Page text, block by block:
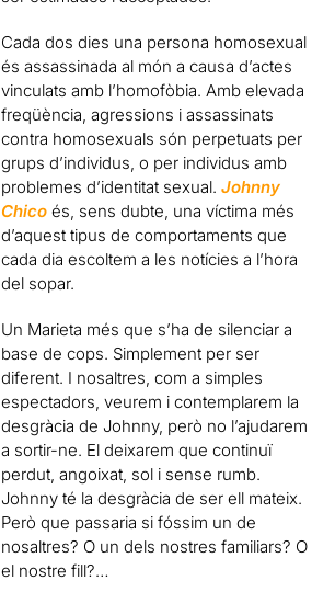
Cada dos dies una persona homosexual
és assassinada al món a causa d’actes
vinculats amb l’homofòbia. Amb elevada
freqüència, agressions i assassinats
contra homosexuals són perpetuats per
grups d’individus, o per individus amb
problemes d’identitat sexual.Johnny
Chico és, sens dubte, una víctima més
d’aquest tipus de comportaments que
cada dia escoltem a les notícies a l’hora
del sopar.
Un Marieta més que s’ha de silenciar a
base de cops. Simplement per ser
diferent. I nosaltres, com a simples
espectadors, veurem i contemplarem la
desgràcia de Johnny, però no l’ajudarem
a sortir-ne. El deixarem que continuï
perdut, angoixat, sol i sense rumb.
Johnny té la desgràcia de ser ell mateix.
Però que passaria si fóssim un de
nosaltres? O un dels nostres familiars? O
el nostre fill?…